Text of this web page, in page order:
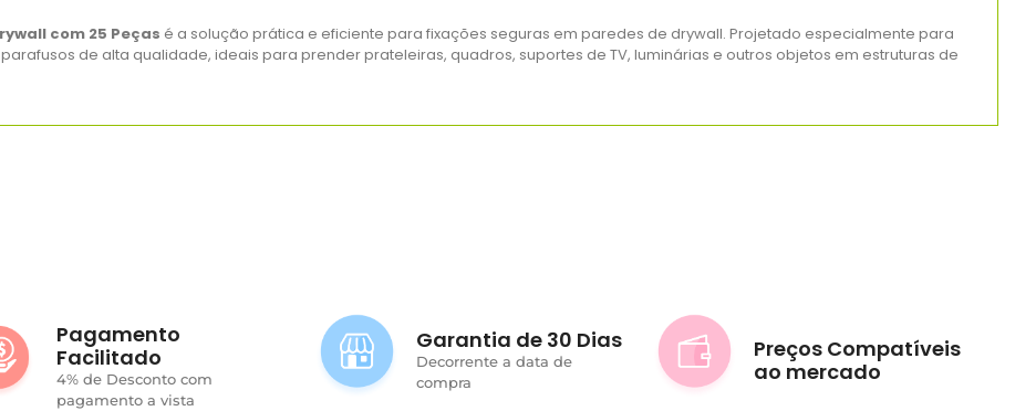
com 25 Peças é a solução prática e eficiente para fixações seguras em paredes de drywall. Projetado especialmente para
de alta qualidade, ideais para prender prateleiras, quadros, suportes de TV, luminárias e outros objetos em estruturas de
Pagamento
Facilitado
4% de Desconto com
pagamento a vista
Garantia de 30 Dias
Decorrente a data de
compra
Preços Compatíveis
ao mercado